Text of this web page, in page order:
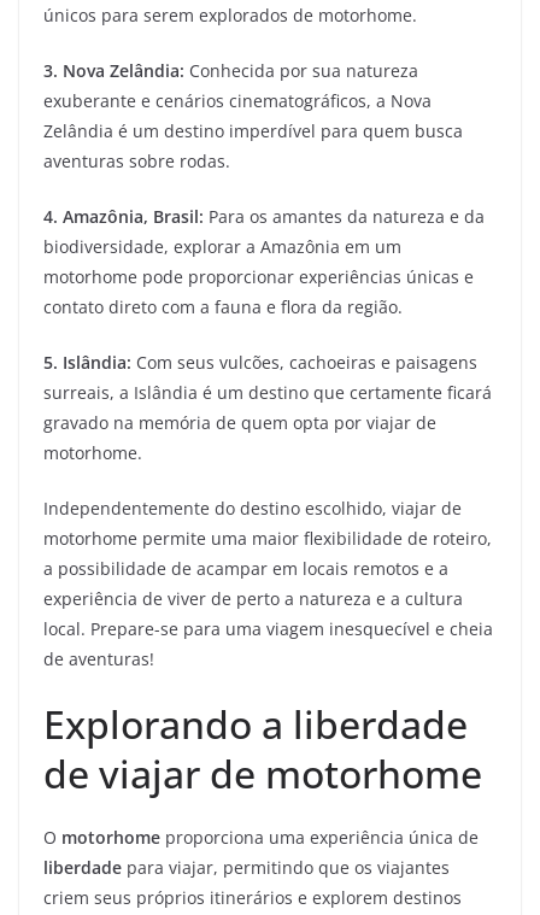
únicos para serem explorados de motorhome.
3. Nova Zelândia: Conhecida por sua natureza
exuberante e cenários cinematográficos, a Nova
Zelândia é um destino imperdível para quem busca
aventuras sobre rodas.
4. Amazônia, Brasil: Para os amantes da natureza e da
biodiversidade, explorar a Amazônia em um
motorhome pode proporcionar experiências únicas e
contato direto com a fauna e flora da região.
5. Islândia: Com seus vulcões, cachoeiras e paisagens
surreais, a Islândia é um destino que certamente ficará
gravado na memória de quem opta por viajar de
motorhome.
Independentemente do destino escolhido, viajar de
motorhome permite uma maior flexibilidade de roteiro,
a possibilidade de acampar em locais remotos e a
experiência de viver de perto a natureza e a cultura
local. Prepare-se para uma viagem inesquecível e cheia
de aventuras!
Explorando a liberdade
de viajar de motorhome
O motorhome proporciona uma experiência única de
liberdade para viajar, permitindo que os viajantes
criem seus próprios itinerários e explorem destinos